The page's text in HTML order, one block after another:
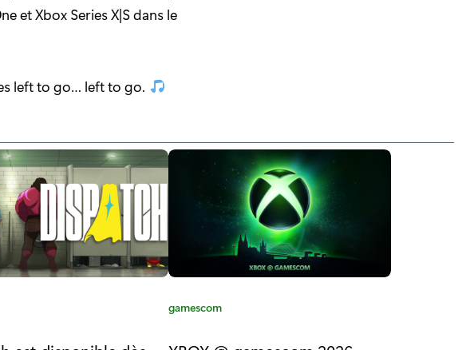
et Xbox Series X|S dans le
left to go… left to go.
C
t
gamescom